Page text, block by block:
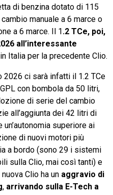
di benzina dotato di 115
manuale a 6 marce o
a 6 marce. Il 1.2 TCe, poi,
all’interessante
Italia per la precedente Clio.
2026 ci sarà infatti il 1.2 TCe
con bombola da 50 litri,
di serie del cambio
all’aggiunta dei 42 litri di
superiore ai
di nuovi motori più
a bordo (sono 29 i sistemi
sulla Clio, mai così tanti) e
Clio ha un aggravio di
, arrivando sulla E-Tech a